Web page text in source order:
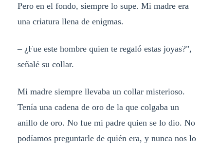
Pero en el fondo, siempre lo supe. Mi madre era
una criatura llena de enigmas.
– ¿Fue este hombre quien te regaló estas joyas?",
señalé su collar.
Mi madre siempre llevaba un collar misterioso.
Tenía una cadena de oro de la que colgaba un
anillo de oro. No fue mi padre quien se lo dio. No
podíamos preguntarle de quién era, y nunca nos lo